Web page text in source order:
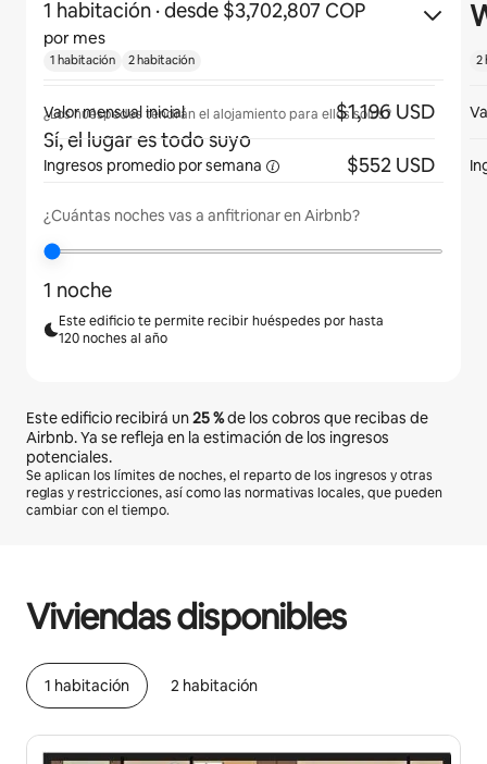
1 habitación · desde $3,702,807 COP
por mes
¿Los huéspedes tendrán el alojamiento para ellos solos?
Sí, el lugar es todo suyo
¿Cuántas noches vas a anfitrionar en Airbnb?
1 noche
Este edificio te permite recibir huéspedes por hasta
120 noches al año
Este edificio recibirá un25 %de los cobros que recibas de
Airbnb. Ya se refleja en la estimación de los ingresos
potenciales.
Se aplican los límites de noches, el reparto de los ingresos y otras
reglas y restricciones, así como las normativas locales, que pueden
cambiar con el tiempo.
Viviendas disponibles
1 habitación 2 habitación
1 habitación 2 habitación
Valor mensual inicial $1,196 USD
Ingresos promedio por semana $552 USD
2